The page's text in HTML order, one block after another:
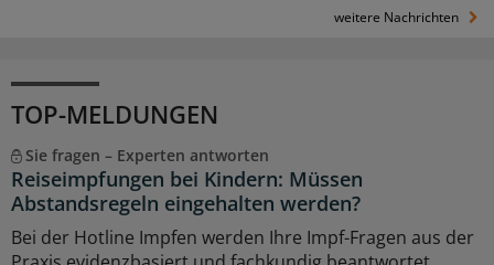
weitere Nachrichten
TOP-MELDUNGEN
Sie fragen – Experten antworten
Reiseimpfungen bei Kindern: Müssen
Abstandsregeln eingehalten werden?
Bei der Hotline Impfen werden Ihre Impf-Fragen aus der